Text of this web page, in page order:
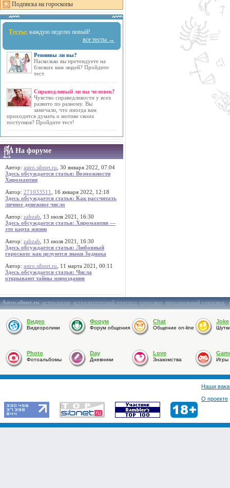
Подписка на гороскопы
Тесты: каждую неделю новый!
все тесты →
Ревнивы ли вы?
Насколько вы претендуете на
близких вам людей? Пройдите
тест.
Справедливый ли вы человек?
Чувство справедливости у всех
развито по разному. Вы
замечали, что иногда вам
приходится думать о мотиве своих
поступков? Пройдите тест!
На форуме
Автор: astro.sibnet.ru , 30 января 2022, 07:04
Здесь обсуждается статья: Возможности
Хиромантии
Автор: 271033511
, 16 января 2022, 12:18
Здесь обсуждается статья: Как рассчитать
личное денежное число
Автор: zabzab , 13 июля 2021, 16:30
Здесь обсуждается статья: Хиромантия —
это карта жизни
Автор: zabzab , 13 июля 2021, 16:30
Здесь обсуждается статья: Любовный
гороскоп: как целуются знаки Зодиака
Автор: astro.sibnet.ru , 11 марта 2021, 00:11
Здесь обсуждается статья: Числа
открывают тайны мироздания
Astro.sibnet.ru:астрология,астрологический прогноз,гороскоп,персональный гороскоп,
Видео
Видеоролики
Форум
Форум общения
Chat
Общение on-line
Joke
Photo
Фотоальбомы
Day
Дневники
Love
Знакомства Игры
Наши
О проекте